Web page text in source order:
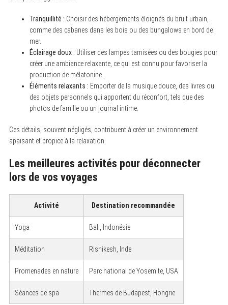
Tranquillité : Choisir des hébergements éloignés du bruit urbain,
comme des cabanes dans les bois ou des bungalows en bord de
mer.
Éclairage doux : Utiliser des lampes tamisées ou des bougies pour
créer une ambiance relaxante, ce qui est connu pour favoriser la
production de mélatonine.
Éléments relaxants : Emporter de la musique douce, des livres ou
des objets personnels qui apportent du réconfort, tels que des
photos de famille ou un journal intime.
Ces détails, souvent négligés, contribuent à créer un environnement
apaisant et propice à la relaxation.
Les meilleures activités pour déconnecter
lors de vos voyages
Activité Destination recommandée
Yoga Bali, Indonésie
Méditation Rishikesh, Inde
Promenades en nature Parc national de Yosemite, USA
Séances de spa Thermes de Budapest, Hongrie